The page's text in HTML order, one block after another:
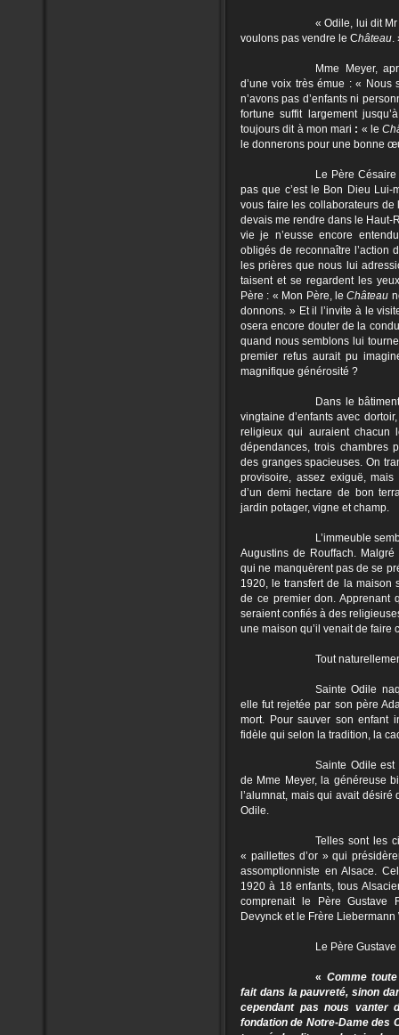
« Odile, lui dit
voulons pas vendre le Château.
Mme Meyer,
d’une voix très émue : « Nous
n’avons pas d’enfants ni
fortune suffit largement
toujours dit à mon mari : « le
le donnerons pour une bonne
Le Père
pas que c’est le Bon Dieu Lui-
vous faire les collaborateurs
devais me rendre dans le Haut-
vie je n’eusse encore
obligés de reconnaître l’action
les prières que nous lui
taisent et se regardent les
Père : « Mon Père, leChâteau
donnons. » Etil l’invite à le
osera encore douter de la
quand nous semblons lui
premier refus aurait pu
magnifique générosité ?
Dans le
vingtaine d’enfants avec
religieux qui auraient
dépendances, trois chambres
des granges spacieuses. On
provisoire, assez exiguë,
d’un demi hectare de bon
jardin potager, vigne et champ.
L’immeuble
Augustins de Rouffach.
qui ne manquèrent pas de se
1920, le transfert de la maison
de ce premier don. Apprenant
seraient confiés à des
une maison qu’il venait de faire
Tout
Sainte Odile
elle fut rejetée par son père
mort. Pour sauver son enfant
fidèle qui selon la tradition, la
Sainte Odile est
de Mme Meyer, la généreuse
l’alumnat, mais qui avait
Odile.
Telles sont les
« paillettes d’or » qui
assomptionniste en Alsace.
1920 à 18 enfants, tous
comprenait le Père Gustave
Devynck et le Frère Liebermann
Le Père
« Comme
fait dans la pauvreté, sinon
cependant pas nous vanter
fondation de Notre-Dame des